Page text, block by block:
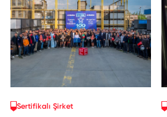
Sertifikalı Şirket